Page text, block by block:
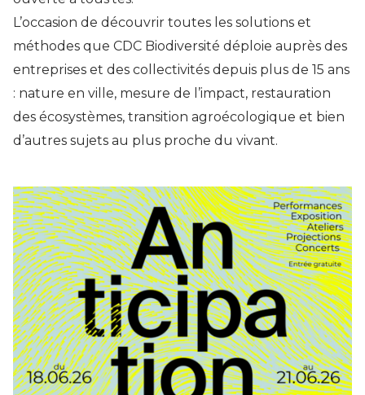
L’occasion de découvrir toutes les solutions et
méthodes que CDC Biodiversité déploie auprès des
entreprises et des collectivités depuis plus de 15 ans
: nature en ville, mesure de l’impact, restauration
des écosystèmes, transition agroécologique et bien
d’autres sujets au plus proche du vivant.